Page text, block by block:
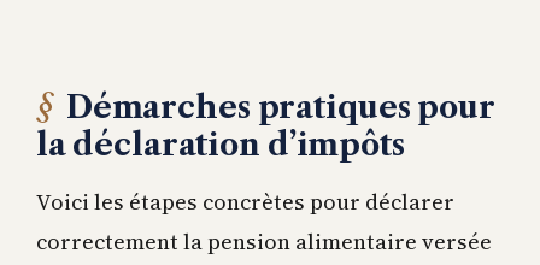
Démarches pratiques pour
la déclaration d’impôts
Voici les étapes concrètes pour déclarer
correctement la pension alimentaire versée